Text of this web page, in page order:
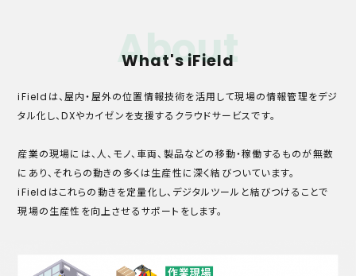
What's iField
About
iFieldは、屋内・屋外の位置情報技術を活用して現場の情報管理をデジ
タル化し、DXやカイゼンを支援するクラウドサービスです。
産業の現場には、人、モノ、車両、製品などの移動・稼働するものが無数
にあり、それらの動きの多くは生産性に深く結びついています。
iFieldはこれらの動きを定量化し、デジタルツールと結びつけることで
現場の生産性を向上させるサポートをします。